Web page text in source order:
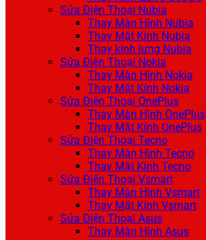
Sửa Điện Thoại Nubia
Thay Màn Hình Nubia
Thay Mặt Kính Nubia
Thay kính lưng Nubia
Sửa Điện Thoại Nokia
Thay Màn Hình Nokia
Thay Mặt Kính Nokia
Sửa Điện Thoại OnePlus
Thay Màn Hình OnePlus
Thay Mặt Kính OnePlus
Sửa Điện Thoại Tecno
Thay Màn Hình Tecno
Thay Mặt Kính Tecno
Sửa Điện Thoại Vsmart
Thay Màn Hình Vsmart
Thay Mặt Kính Vsmart
Sửa Điện Thoại Asus
Thay Màn Hình Asus